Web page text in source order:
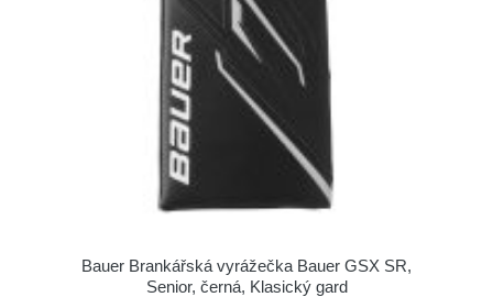
Bauer Brankářská vyrážečka Bauer GSX SR,
Senior, černá, Klasický gard